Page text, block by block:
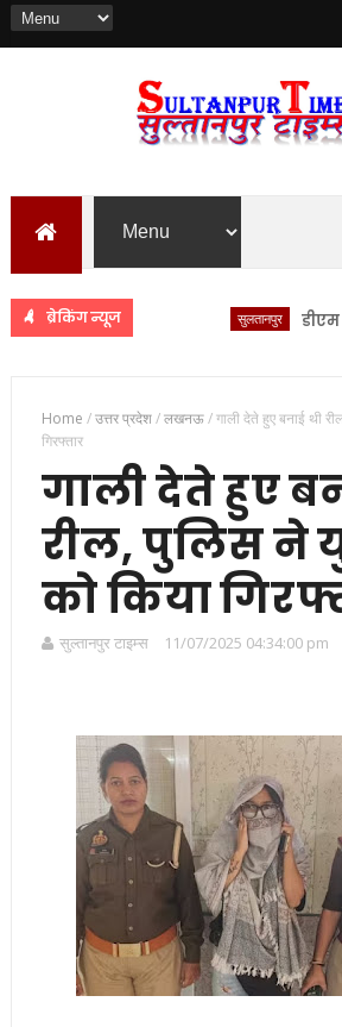
ब्रेकिंग न्यूज डीएम के
Home /उत्तर प्रदेश/लखनऊ/गाली देते हुए बनाई थी
गिरफ्तार
गाली देते हुए
रील, पुलिस ने
को किया
सुल्तानपुर टाइम्स 11/07/2025 04:34:00 pm